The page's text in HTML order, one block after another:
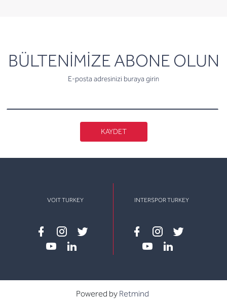
BÜLTENİMİZE ABONE OLUN
E-posta adresinizi buraya girin
newsletter
KAYDET
VOIT TURKEY
Facebook
instagram
twitter
INTERSPOR TURKEY
Facebook
instagram
twitter
Powered by Retmind